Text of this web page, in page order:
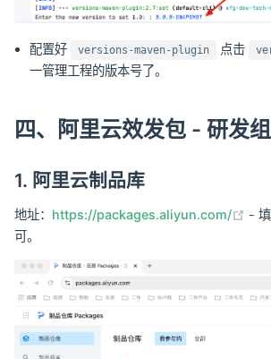
配置好 versions-maven-plugin 点击
一管理工程的版本号了。
四、阿里云效发包 - 研发
1. 阿里云制品库
地址： https://packages.aliyun.com/
-
可。